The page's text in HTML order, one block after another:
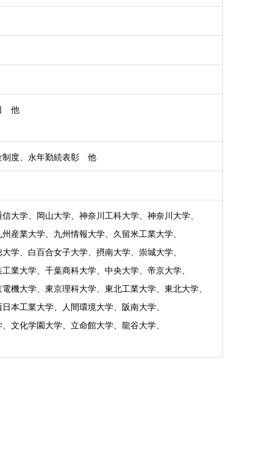
他
制度、永年勤続表彰 他
大学、岡山大学、神奈川工科大学、神奈川大学、
産業大学、九州情報大学、久留米工業大学、
学、白百合女子大学、摂南大学、崇城大学、
業大学、千葉商科大学、中央大学、帝京大学、
機大学、東京理科大学、東北工業大学、東北大学、
本工業大学、人間環境大学、阪南大学、
文化学園大学、立命館大学、龍谷大学、